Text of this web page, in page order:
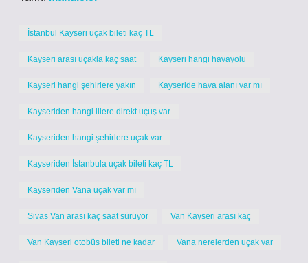
İstanbul Kayseri uçak bileti kaç TL
Kayseri arası uçakla kaç saat Kayseri hangi havayolu
Kayseri hangi şehirlere yakın Kayseride hava alanı var mı
Kayseriden hangi illere direkt uçuş var
Kayseriden hangi şehirlere uçak var
Kayseriden İstanbula uçak bileti kaç TL
Kayseriden Vana uçak var mı
Sivas Van arası kaç saat sürüyor Van Kayseri arası kaç
Van Kayseri otobüs bileti ne kadar Vana nerelerden uçak var